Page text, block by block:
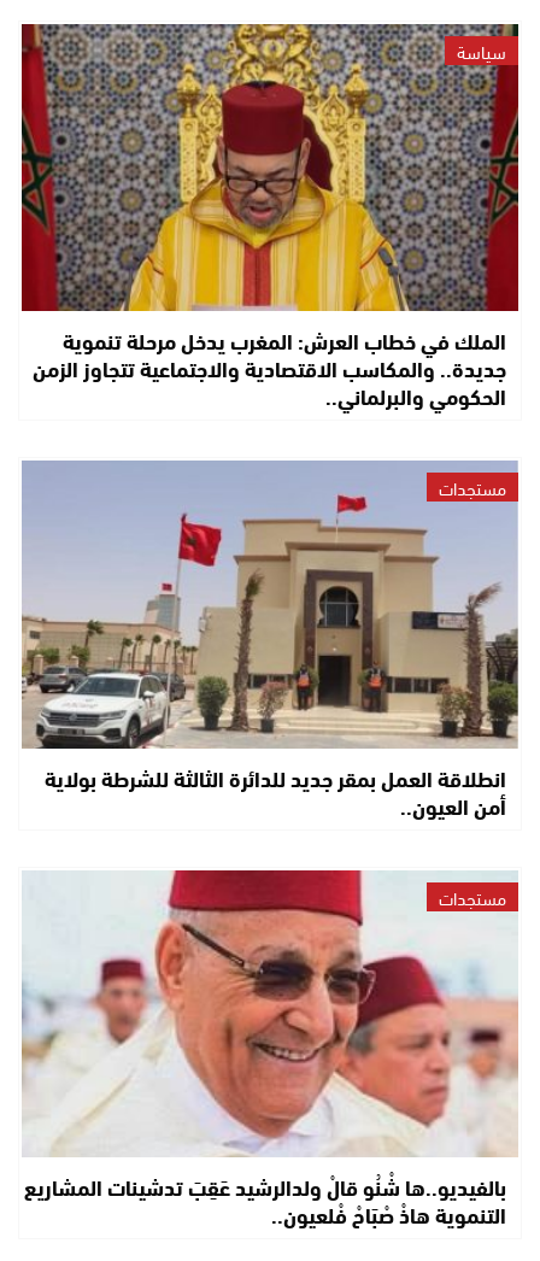
سياسة
الملك في خطاب العرش: المغرب يدخل مرحلة تنموية
جديدة.. والمكاسب الاقتصادية والاجتماعية تتجاوز الزمن
الحكومي والبرلماني..
مستجدات
انطلاقة العمل بمقر جديد للدائرة الثالثة للشرطة بولاية
أمن العيون..
مستجدات
بالفيديو..ها شْنُو قالْ ولدالرشيد عَقِبَ تدشينات المشاريع
التنموية هاذْ صْبَاحْ فْلعيون..